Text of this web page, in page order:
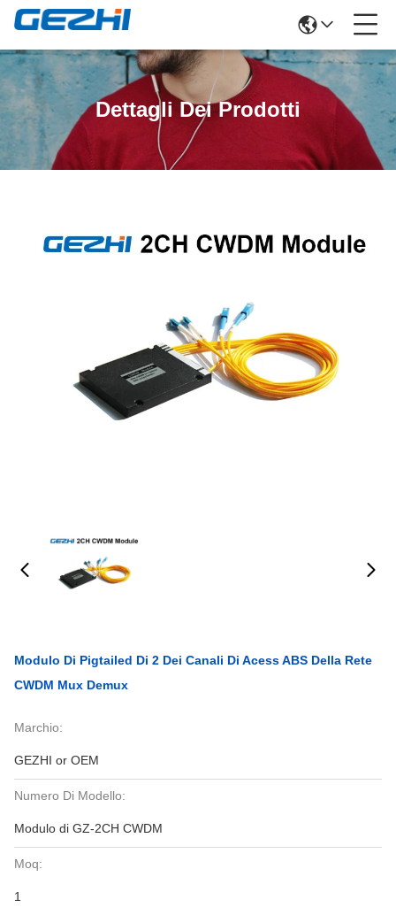
Dettagli Dei Prodotti
Modulo Di Pigtailed Di 2 Dei Canali Di Acess ABS Della Rete
CWDM Mux Demux
Marchio:
GEZHI or OEM
Numero Di Modello:
Modulo di GZ-2CH CWDM
Moq:
1